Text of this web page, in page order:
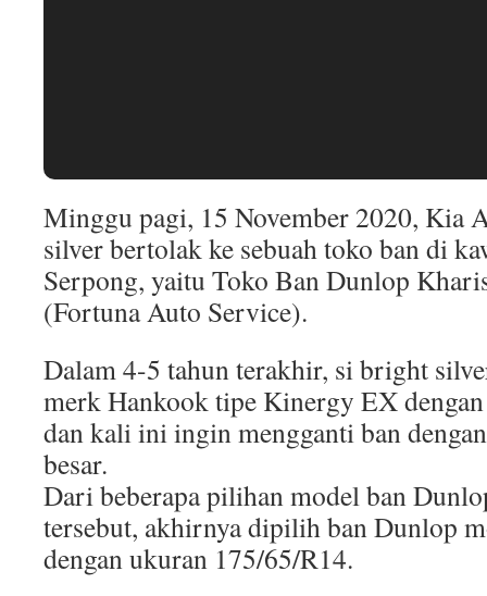
Minggu pagi, 15 November 2020, Kia
silver bertolak ke sebuah toko ban di
Serpong, yaitu Toko Ban Dunlop
(Fortuna Auto Service).
Dalam 4-5 tahun terakhir, si bright
merk Hankook tipe Kinergy EX
dan kali ini ingin mengganti ban
besar.
Dari beberapa pilihan model ban
tersebut, akhirnya dipilih ban Dunlop
dengan ukuran 175/65/R14.